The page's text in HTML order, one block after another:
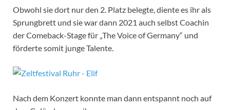
Obwohl sie dort nur den 2. Platz belegte, diente es ihr als
Sprungbrett und sie war dann 2021 auch selbst Coachin
der Comeback-Stage für „The Voice of Germany“ und
förderte somit junge Talente.
Nach dem Konzert konnte man dann entspannt noch auf